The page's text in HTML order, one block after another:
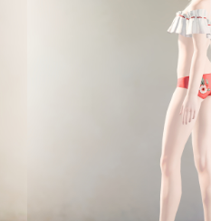
極シタデル・ボズヤ追憶戦